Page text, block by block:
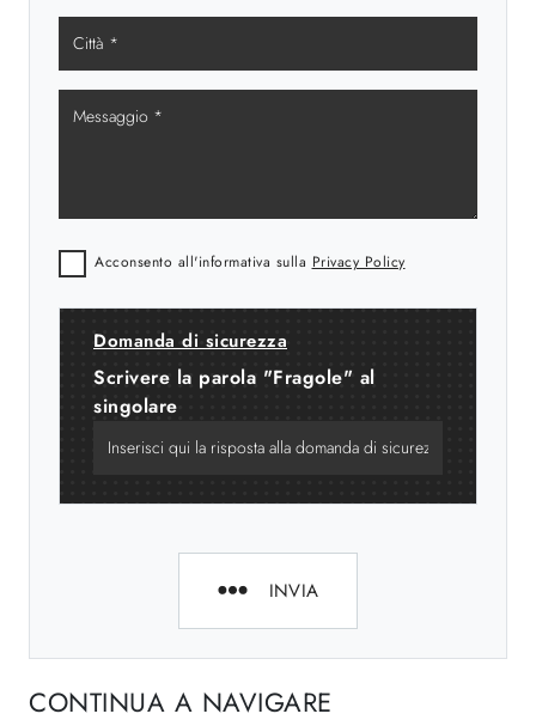
Acconsento all'informativa sulla Privacy Policy
Domanda di sicurezza
Scrivere la parola "Fragole" al
singolare
INVIA
CONTINUA A NAVIGARE